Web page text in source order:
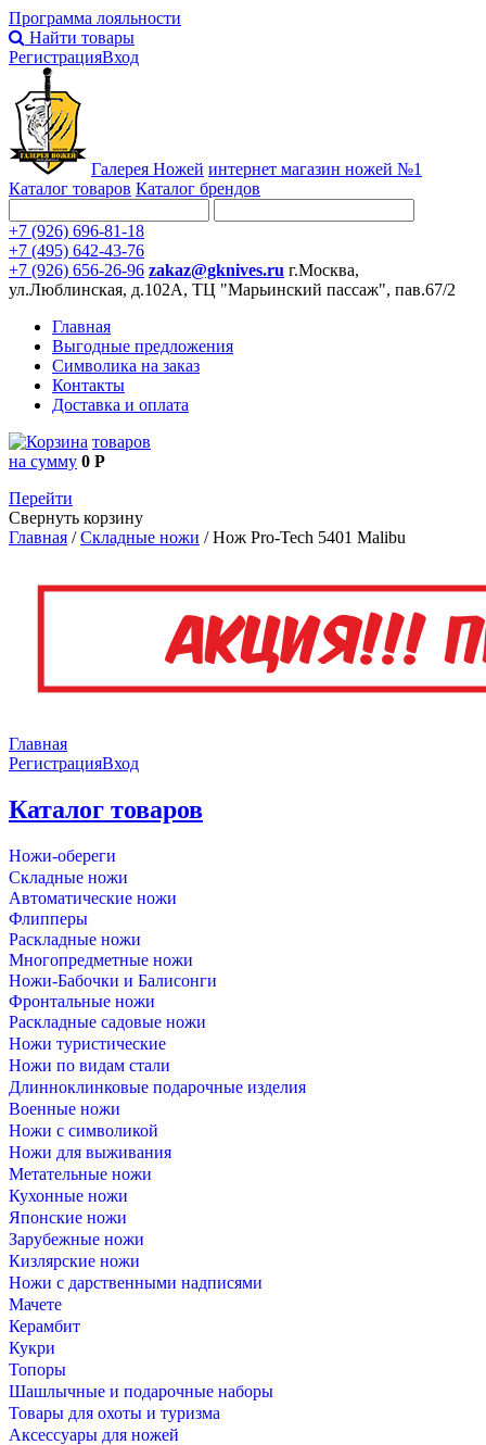
Программа лояльности
Найти товары
РегистрацияВход
Галерея Ножей интернет магазин ножей №1
Каталог товаров Каталог брендов
+7 (926) 696-81-18
+7 (495) 642-43-76
+7 (926) 656-26-96 zakaz@gknives.ru г.Москва,
ул.Люблинская, д.102А, ТЦ "Марьинский пассаж", пав.67/2
Главная
Выгодные предложения
Символика на заказ
Контакты
Доставка и оплата
товаров
на сумму 0 Р
Перейти
Свернуть корзину
Главная /Складные ножи /Нож Pro-Tech 5401 Malibu
Главная
РегистрацияВход
Каталог товаров
Ножи-обереги
Складные ножи
Автоматические ножи
Флипперы
Раскладные ножи
Многопредметные ножи
Ножи-Бабочки и Балисонги
Фронтальные ножи
Раскладные садовые ножи
Ножи туристические
Ножи по видам стали
Длинноклинковые подарочные изделия
Военные ножи
Ножи с символикой
Ножи для выживания
Метательные ножи
Кухонные ножи
Японские ножи
Зарубежные ножи
Кизлярские ножи
Ножи с дарственными надписями
Мачете
Керамбит
Кукри
Топоры
Шашлычные и подарочные наборы
Товары для охоты и туризма
Аксессуары для ножей